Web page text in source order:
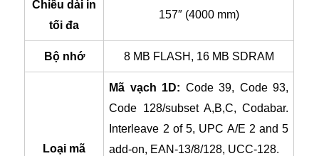
Chiều dài in
tối đa
157″ (4000 mm)
Bộ nhớ 8 MB FLASH, 16 MB SDRAM
Loại mã
Mã vạch 1D: Code 39, Code 93,
Code 128/subset A,B,C, Codabar.
Interleave 2 of 5, UPC A/E 2 and 5
add-on, EAN-13/8/128, UCC-128.